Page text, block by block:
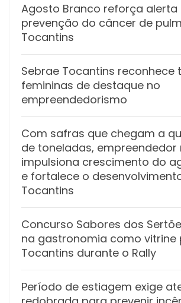
Agosto Branco reforça alerta
prevenção do câncer de
Tocantins
Sebrae Tocantins reconhece
femininas de destaque no
empreendedorismo
Com safras que chegam a
de toneladas, empreendedor
impulsiona crescimento do
e fortalece o
Tocantins
Concurso Sabores dos
na gastronomia como vitrine
Tocantins durante o Rally
Período de estiagem exige